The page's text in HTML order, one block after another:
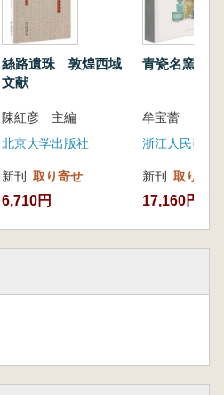
数の高精細な彩色写真が
的なアングルや細部まで
全体の場面を示す写真と
写真をバランスよく組み
観的な理解を得ることが
絲路遺珠 敦煌西域
文献
陳紅彦 主編
北京大学出版社
新刊 取り寄せ
6,710円
青瓷名窯通鑑
牟宝蕾
浙江人民美術
新刊 取り寄せ
17,160円